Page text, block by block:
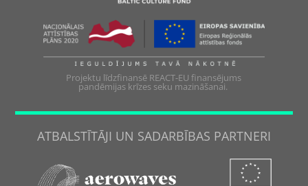
Projektu līdzfinansē REACT-EU finansējums
pandēmijas krīzes seku mazināšanai.
ATBALSTĪTĀJI UN SADARBĪBAS PARTNERI